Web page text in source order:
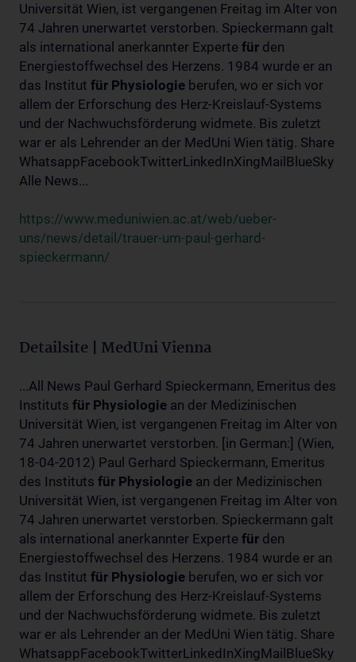
Universität Wien, ist vergangenen Freitag im Alter von
74 Jahren unerwartet verstorben. Spieckermann galt
als international anerkannter Experte für den
Energiestoffwechsel des Herzens. 1984 wurde er an
das Institut für Physiologie berufen, wo er sich vor
allem der Erforschung des Herz-Kreislauf-Systems
und der Nachwuchsförderung widmete. Bis zuletzt
war er als Lehrender an der MedUni Wien tätig. Share
WhatsappFacebookTwitterLinkedInXingMailBlueSky
Alle News...
https://www.meduniwien.ac.at/web/ueber-
uns/news/detail/trauer-um-paul-gerhard-
spieckermann/
Detailsite | MedUni Vienna
...All News Paul Gerhard Spieckermann, Emeritus des
Instituts für Physiologie an der Medizinischen
Universität Wien, ist vergangenen Freitag im Alter von
74 Jahren unerwartet verstorben. [in German:] (Wien,
18-04-2012) Paul Gerhard Spieckermann, Emeritus
des Instituts für Physiologie an der Medizinischen
Universität Wien, ist vergangenen Freitag im Alter von
74 Jahren unerwartet verstorben. Spieckermann galt
als international anerkannter Experte für den
Energiestoffwechsel des Herzens. 1984 wurde er an
das Institut für Physiologie berufen, wo er sich vor
allem der Erforschung des Herz-Kreislauf-Systems
und der Nachwuchsförderung widmete. Bis zuletzt
war er als Lehrender an der MedUni Wien tätig. Share
WhatsappFacebookTwitterLinkedInXingMailBlueSky